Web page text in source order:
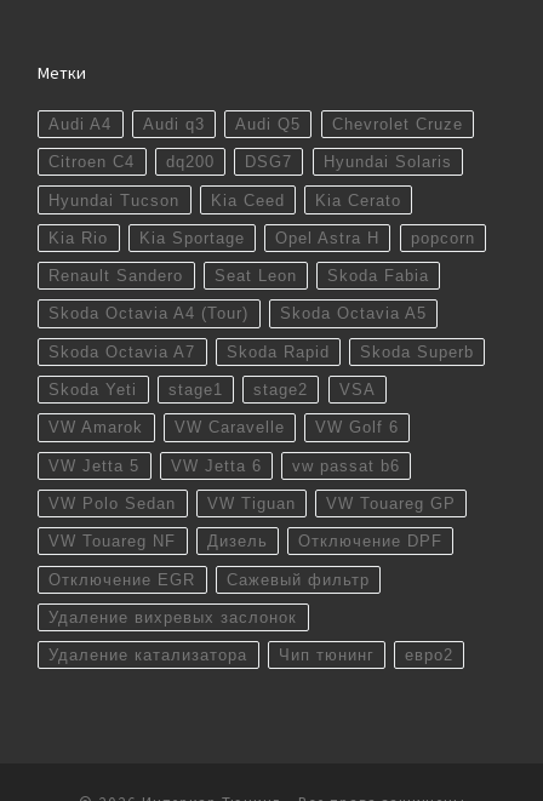
Метки
Audi A4 Audi q3 Audi Q5 Chevrolet Cruze
Citroen C4 dq200 DSG7 Hyundai Solaris
Hyundai Tucson Kia Ceed Kia Cerato
Kia Rio Kia Sportage Opel Astra H popcorn
Renault Sandero Seat Leon Skoda Fabia
Skoda Octavia A4 (Tour) Skoda Octavia A5
Skoda Octavia A7 Skoda Rapid Skoda Superb
Skoda Yeti stage1 stage2 VSA
VW Amarok VW Caravelle VW Golf 6
VW Jetta 5 VW Jetta 6 vw passat b6
VW Polo Sedan VW Tiguan VW Touareg GP
VW Touareg NF Дизель Отключение DPF
Отключение EGR Сажевый фильтр
Удаление вихревых заслонок
Удаление катализатора Чип тюнинг евро2